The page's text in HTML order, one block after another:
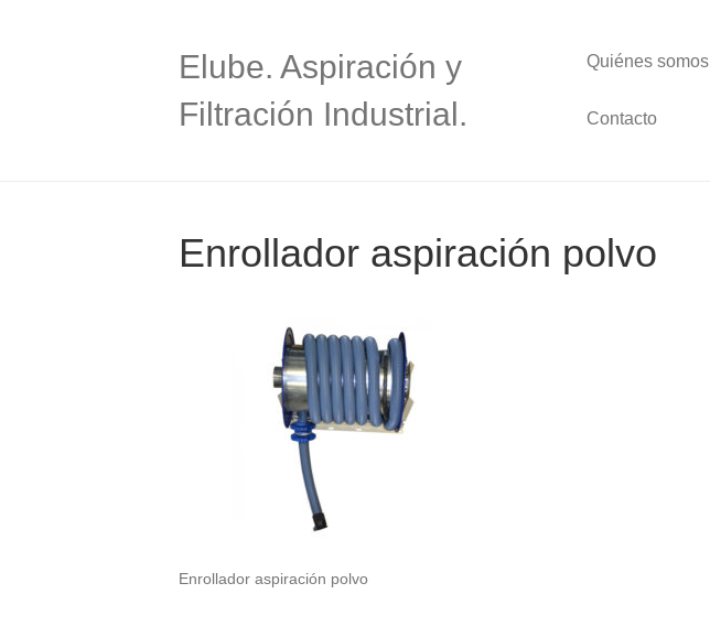
Elube. Aspiración y
Filtración Industrial.
Quiénes somos
Contacto
Enrollador aspiración polvo
Enrollador aspiración polvo